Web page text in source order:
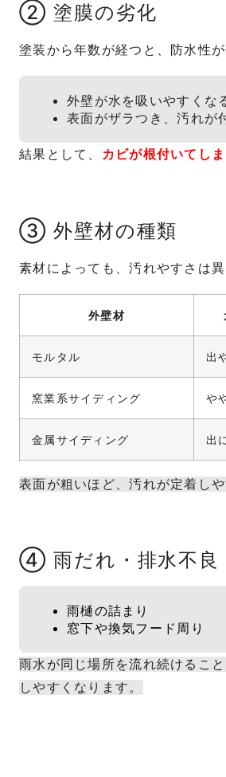
② 塗膜の劣化
塗装から年数が経つと、防水性が
外壁が水を吸いやすくな
表面がザラつき、汚れが
結果として、 カビが根付いてしま
③ 外壁材の種類
素材によっても、汚れやすさは異
外壁材
モルタル 出
窯業系サイディング や
金属サイディング 出
表面が粗いほど、汚れが定着しや
④ 雨だれ・排水不良
雨樋の詰まり
窓下や換気フード周り
雨水が同じ場所を流れ続けるこ
しやすくなります。